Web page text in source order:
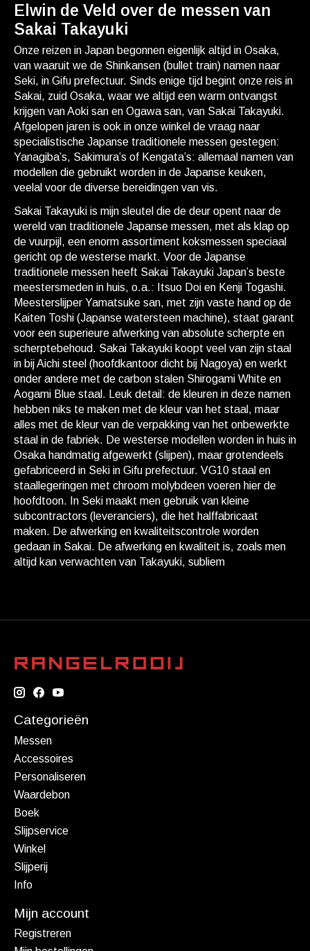
Elwin de Veld over de messen van
Sakai Takayuki
Onze reizen in Japan begonnen eigenlijk altijd in Osaka,
van waaruit we de Shinkansen (bullet train) namen naar
Seki, in Gifu prefectuur. Sinds enige tijd begint onze reis in
Sakai, zuid Osaka, waar we altijd een warm ontvangst
krijgen van Aoki san en Ogawa san, van Sakai Takayuki.
Afgelopen jaren is ook in onze winkel de vraag naar
specialistische Japanse traditionele messen gestegen:
Yanagiba’s, Sakimura’s of Kengata’s: allemaal namen van
modellen die gebruikt worden in de Japanse keuken,
veelal voor de diverse bereidingen van vis.
Sakai Takayuki is mijn sleutel die de deur opent naar de
wereld van traditionele Japanse messen, met als klap op
de vuurpijl, een enorm assortiment koksmessen speciaal
gericht op de westerse markt. Voor de Japanse
traditionele messen heeft Sakai Takayuki Japan’s beste
meestersmeden in huis, o.a.: Itsuo Doi en Kenji Togashi.
Meesterslijper Yamatsuke san, met zijn vaste hand op de
Kaiten Toshi (Japanse watersteen machine), staat garant
voor een superieure afwerking van absolute scherpte en
scherptebehoud. Sakai Takayuki koopt veel van zijn staal
in bij Aichi steel (hoofdkantoor dicht bij Nagoya) en werkt
onder andere met de carbon stalen Shirogami White en
Aogami Blue staal. Leuk detail: de kleuren in deze namen
hebben niks te maken met de kleur van het staal, maar
alles met de kleur van de verpakking van het onbewerkte
staal in de fabriek. De westerse modellen worden in huis in
Osaka handmatig afgewerkt (slijpen), maar grotendeels
gefabriceerd in Seki in Gifu prefectuur. VG10 staal en
staallegeringen met chroom molybdeen voeren hier de
hoofdtoon. In Seki maakt men gebruik van kleine
subcontractors (leveranciers), die het halffabricaat
maken. De afwerking en kwaliteitscontrole worden
gedaan in Sakai. De afwerking en kwaliteit is, zoals men
altijd kan verwachten van Takayuki, subliem
Categorieën
Messen
Accessoires
Personaliseren
Waardebon
Boek
Slijpservice
Winkel
Slijperij
Info
Mijn account
Registreren